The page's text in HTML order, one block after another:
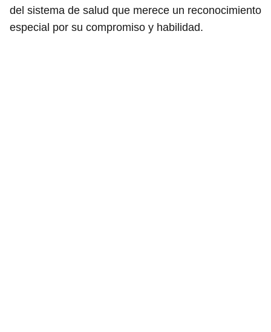
del sistema de salud que merece un reconocimiento
especial por su compromiso y habilidad.